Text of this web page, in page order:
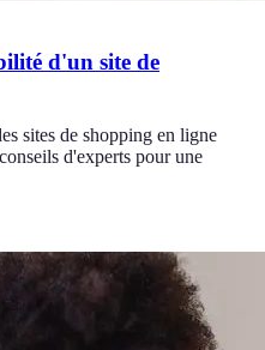
d'un site de
sites de shopping en ligne
d'experts pour une